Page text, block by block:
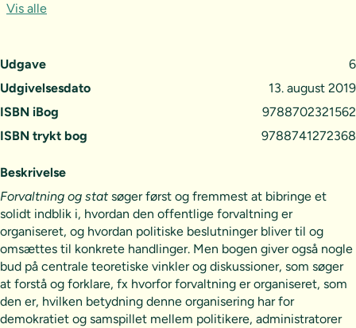
Udgave
6
Udgivelsesdato
13. august 2019
ISBN iBog
9788702321562
ISBN trykt bog
9788741272368
Vis alle
Beskrivelse
Forvaltning og statsøger først og fremmest at bibringe et
solidt indblik i, hvordan den offentlige forvaltning er
organiseret, og hvordan politiske beslutninger bliver til og
omsættes til konkrete handlinger. Men bogen giver også nogle
bud på centrale teoretiske vinkler og diskussioner, som søger
at forstå og forklare, fx hvorfor forvaltning er organiseret, som
den er, hvilken betydning denne organisering har for
demokratiet og samspillet mellem politikere, administratorer